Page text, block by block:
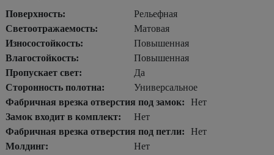
Поверхность:
Рельефная
Светоотражаемость:
Матовая
Износостойкость:
Повышенная
Влагостойкость:
Повышенная
Пропускает свет:
Да
Сторонность полотна:
Универсальное
Фабричная врезка отверстия под замок:
Нет
Замок входит в комплект:
Нет
Фабричная врезка отверстия под петли:
Нет
Молдинг:
Нет